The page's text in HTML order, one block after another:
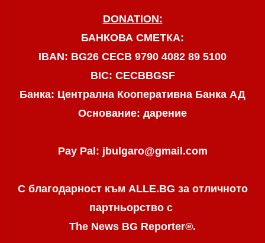
DONATION:
БАНКОВА СМЕТКА:
IBAN: BG26 CECB 9790 4082 89 5100
BIC: CECBBGSF
Банка: Централна Кооперативна Банка АД
Основание: дарение
Pay Pal: jbulgaro@gmail.com
С благодарност към ALLE.BG за отличното
партньорство с
The News BG Reporter®.